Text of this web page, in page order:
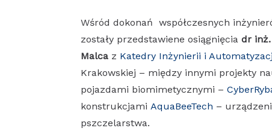
Wśród dokonań współczesnych
zostały przedstawiene osiągnięciadr
Malca z Katedry Inżynierii i
Krakowskiej – między innymi projekty
pojazdami biomimetycznymi –
konstrukcjamiAquaBeeTech –
pszczelarstwa.